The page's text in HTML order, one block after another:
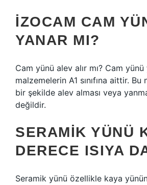
İZOCAM CAM
YANAR MI?
Cam yünü alev alır mı? Cam yünü
malzemelerin A1 sınıfına aittir.
bir şekilde alev alması veya
değildir.
SERAMIK YÜNÜ
DERECE ISIYA
Seramik yünü özellikle kaya